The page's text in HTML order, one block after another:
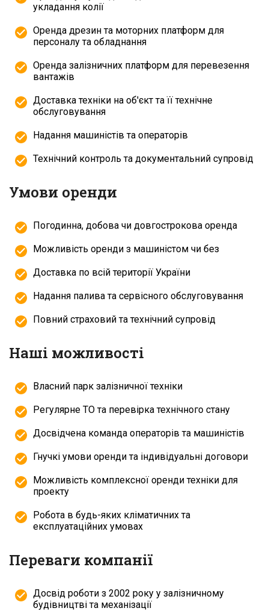
укладання колії
Оренда дрезин та моторних платформ для
персоналу та обладнання
Оренда залізничних платформ для перевезення
вантажів
Доставка техніки на об'єкт та її технічне
обслуговування
Надання машиністів та операторів
Технічний контроль та документальний супровід
Умови оренди
Погодинна, добова чи довгострокова оренда
Можливість оренди з машиністом чи без
Доставка по всій території України
Надання палива та сервісного обслуговування
Повний страховий та технічний супровід
Наші можливості
Власний парк залізничної техніки
Регулярне ТО та перевірка технічного стану
Досвідчена команда операторів та машиністів
Гнучкі умови оренди та індивідуальні договори
Можливість комплексної оренди техніки для
проекту
Робота в будь-яких кліматичних та
експлуатаційних умовах
Переваги компанії
Досвід роботи з 2002 року у залізничному
будівництві та механізації